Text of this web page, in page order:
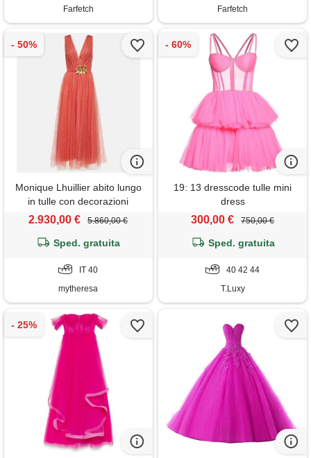
Farfetch Farfetch
Monique Lhuillier abito lungo
in tulle con decorazioni
2.930,00 € 5.860,00 €
Sped. gratuita
IT 40
mytheresa
19: 13 dresscode tulle mini
dress
300,00 € 750,00 €
Sped. gratuita
40 42 44
T.Luxy